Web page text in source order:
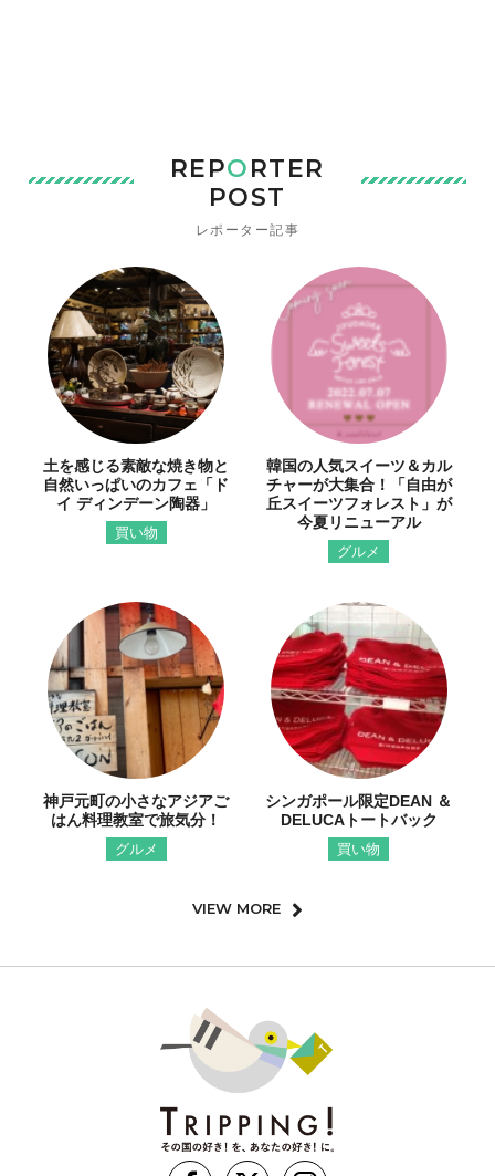
REPORTER
POST
レポーター記事
土を感じる素敵な焼き物と
自然いっぱいのカフェ「ド
イ ディンデーン陶器」
買い物
韓国の人気スイーツ＆カル
チャーが大集合！「自由が
丘スイーツフォレスト」が
今夏リニューアル
グルメ
神戸元町の小さなアジアご
はん料理教室で旅気分！
グルメ
シンガポール限定DEAN ＆
DELUCAトートバック
買い物
VIEW MORE